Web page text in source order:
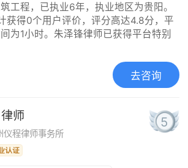
工程，已执业6年，执业地区为贵阳。
获得0个用户评价，评分高达4.8分，平
为1小时。朱泽锋律师已获得平台特别
去咨询
律师
仪程律师事务所
5